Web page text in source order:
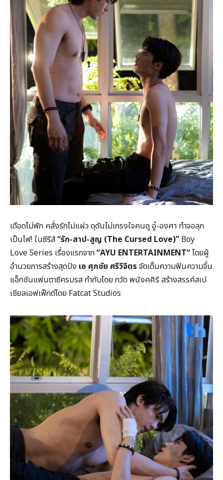
เดือดไม่พัก คลั่งรักไม่แผ่ว ดุดันไม่เกรงใจคนดู อู๋-องศา ทำจอลุก
เป็นไฟ! ในซีรีส์“รัก-สาป-สูญ (The Cursed Love)” Boy
Love Series เรื่องแรกจาก“AYU ENTERTAINMENT“โดยผู้
อำนวยการสร้างสุดปัง เอ ศุภชัย ศรีวิจิตรจัดเต็มความฟินความจิ้น
แอ็กชันแฟนตาซีครบรส กำกับโดย ภวัต พนังคศิริ สร้างสรรค์สเป
เชียลเอฟเฟ็กต์โดย Fatcat Studios